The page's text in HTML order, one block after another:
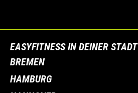
EASYFITNESS IN DEINER STADT
BREMEN
HAMBURG